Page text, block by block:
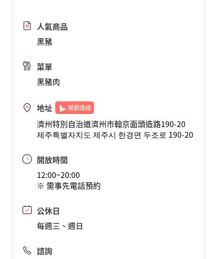
人氣商品
黑豬
菜單
黑豬肉
地址 規劃路線
濟州特別自治道濟州市翰京面頭造路190-20
제주특별자치도 제주시 한경면 두조로 190-20
開放時間
12:00~20:00
※ 需事先電話預約
公休日
每週三、週日
諮詢